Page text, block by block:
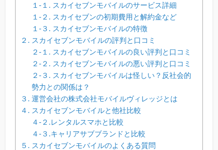
１-１. スカイセブンモバイルのサービス詳細
１-２. スカイセブンの初期費用と解約金など
１-３. スカイセブンモバイルの特徴
２. スカイセブンモバイルの評判と口コミ
２-１. スカイセブンモバイルの良い評判と口コミ
２-２. スカイセブンモバイルの悪い評判と口コミ
２-３. スカイセブンモバイルは怪しい？反社会的
勢力との関係は？
３. 運営会社の株式会社モバイルヴィレッジとは
４. スカイセブンモバイルと他社比較
４-２.レンタルスマホと比較
４-３.キャリアサブブランドと比較
５. スカイセブンモバイルのよくある質問